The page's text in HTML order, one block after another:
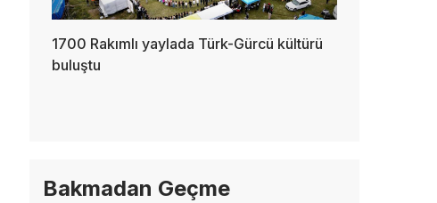
1700 Rakımlı yaylada Türk-Gürcü kültürü
buluştu
Bakmadan Geçme